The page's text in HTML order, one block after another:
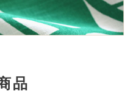
品